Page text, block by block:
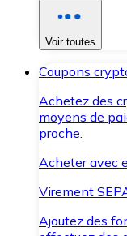
Voir toutes
Coupons
Achetez des
moyens de
proche.
Acheter avec
Virement
Ajoutez des